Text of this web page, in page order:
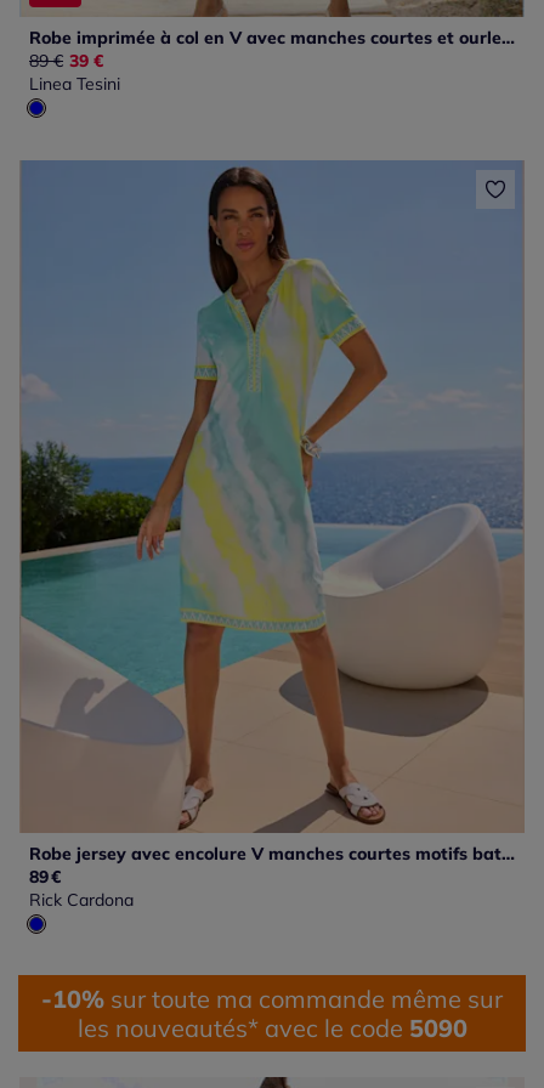
Robe imprimée à col en V avec manches courtes et ourlet volanté
Ancien prix :
89 € Nouveau prix :
39 €
Linea Tesini
Robe jersey avec encolure V manches courtes motifs batik
89€
Rick Cardona
-10% sur toute ma commande même sur
les nouveautés* avec le code 5090